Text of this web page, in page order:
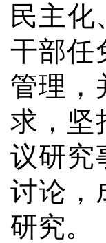
民主化
干部任
管理，
求，坚
议研究
讨论，
研究。